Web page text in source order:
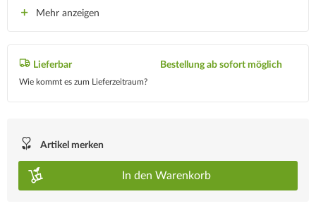
Mehr anzeigen
Lieferbar
Wie kommt es zum Lieferzeitraum?
Bestellung ab sofort möglich
Artikel merken
In den Warenkorb